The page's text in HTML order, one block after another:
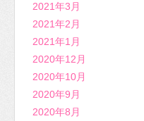
2021年3月
2021年2月
2021年1月
2020年12月
2020年10月
2020年9月
2020年8月